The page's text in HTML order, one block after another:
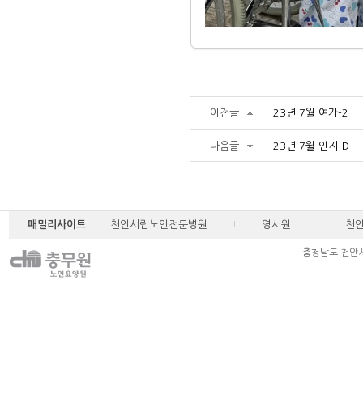
이전글 23년 7월 여가-2
다음글 23년 7월 인지-D
패밀리사이트 천안시립노인전문병원 영서원 천
충청남도 천